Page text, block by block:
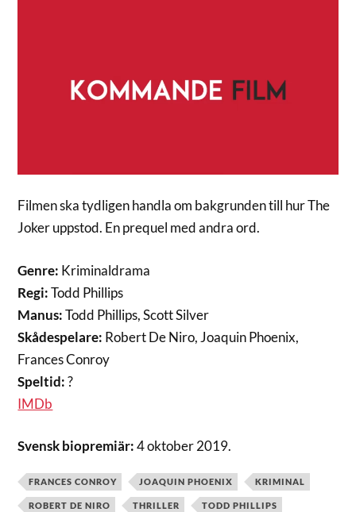
Filmen ska tydligen handla om bakgrunden till hur The
Joker uppstod. En prequel med andra ord.
Genre: Kriminaldrama
Regi:Todd Phillips
Manus:Todd Phillips, Scott Silver
Skådespelare: Robert De Niro, Joaquin Phoenix,
Frances Conroy
Speltid:?
IMDb
Svensk biopremiär:4 oktober 2019.
FRANCES CONROY JOAQUIN PHOENIX KRIMINAL
ROBERT DE NIRO THRILLER TODD PHILLIPS